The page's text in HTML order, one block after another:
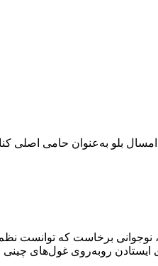
تنها ماراتنی که مسیرش دور یک جزیره ۴۲ کیلومتری
برخاست که توانست
روبه‌روی غول‌های چینی